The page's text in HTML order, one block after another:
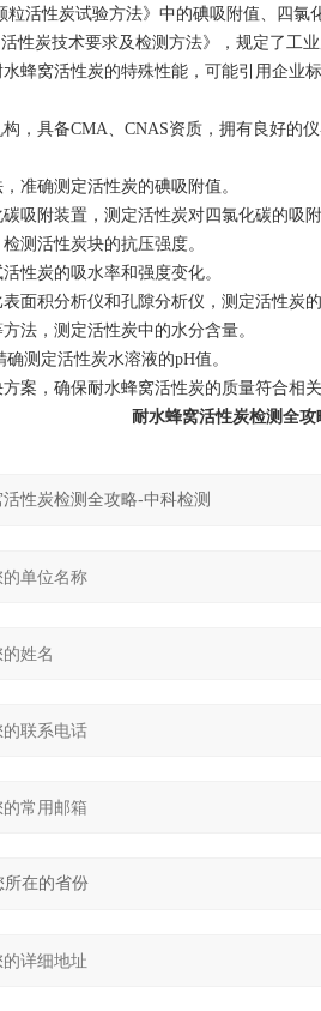
粒活性炭试验方法》中的碘吸附值、四氯
性炭技术要求及检测方法》，规定了工
蜂窝活性炭的特殊性能，可能引用企业
，具备CMA、CNAS资质，拥有良好的
准确测定活性炭的碘吸附值。
吸附装置，测定活性炭对四氯化碳的吸
测活性炭块的抗压强度。
性炭的吸水率和强度变化。
面积分析仪和孔隙分析仪，测定活性炭
法，测定活性炭中的水分含量。
测定活性炭水溶液的pH值。
案，确保耐水蜂窝活性炭的质量符合相
耐水蜂窝活性炭检测全攻